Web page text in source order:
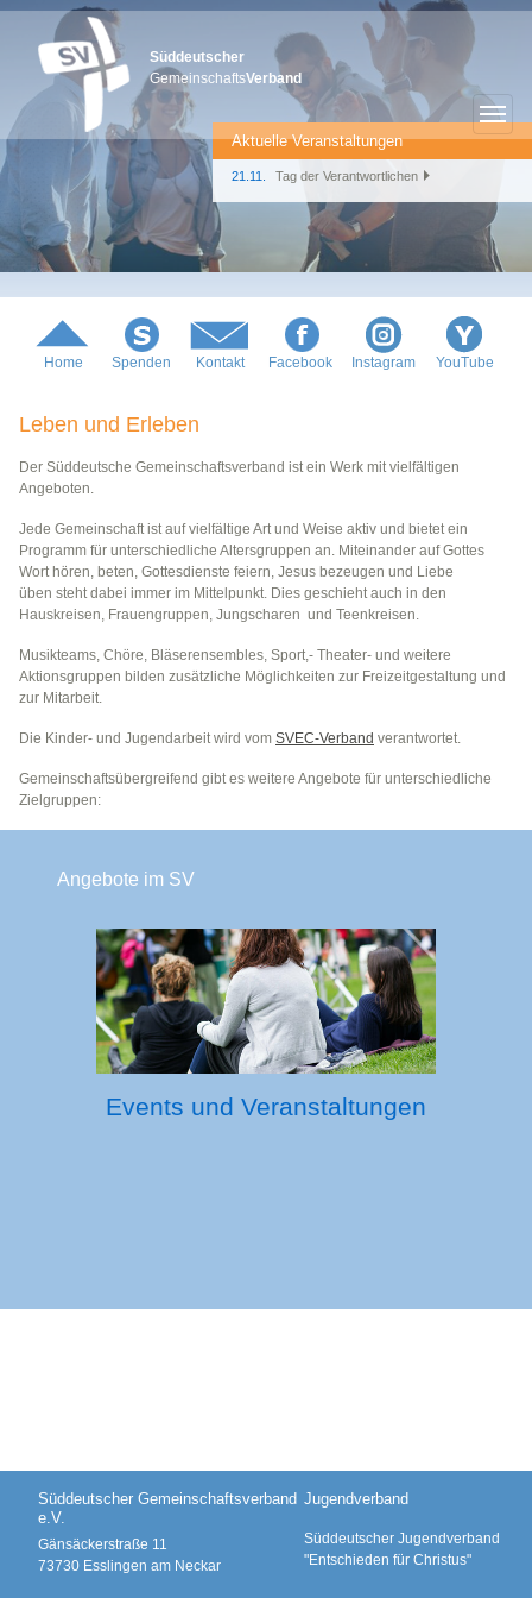
Aktuelle Veranstaltungen
21.11. Tag der Verantwortlichen
Süddeutscher
GemeinschaftsVerband
Home Spenden Kontakt Facebook Instagram YouTube
Leben und Erleben
Der Süddeutsche Gemeinschaftsverband ist ein Werk mit vielfältigen
Angeboten.
Jede Gemeinschaft ist auf vielfältige Art und Weise aktiv und bietet ein
Programm für unterschiedliche Altersgruppen an. Miteinander auf Gottes
Wort hören, beten, Gottesdienste feiern, Jesus bezeugen und Liebe
üben steht dabei immer im Mittelpunkt. Dies geschieht auch in den
Hauskreisen, Frauengruppen, Jungscharen und Teenkreisen.
Musikteams, Chöre, Bläserensembles, Sport,- Theater- und weitere
Aktionsgruppen bilden zusätzliche Möglichkeiten zur Freizeitgestaltung und
zur Mitarbeit.
Die Kinder- und Jugendarbeit wird vom SVEC-Verband verantwortet.
Gemeinschaftsübergreifend gibt es weitere Angebote für unterschiedliche
Zielgruppen:
Angebote im SV
Events und Veranstaltungen
Süddeutscher Gemeinschaftsverband
e.V.
Gänsäckerstraße 11
73730 Esslingen am Neckar
Jugendverband
Süddeutscher Jugendverband
"Entschieden für Christus"